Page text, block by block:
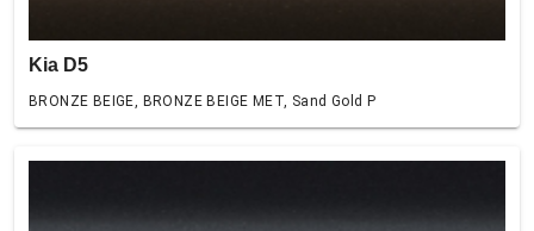
Kia D5
BRONZE BEIGE, BRONZE BEIGE MET, Sand Gold P